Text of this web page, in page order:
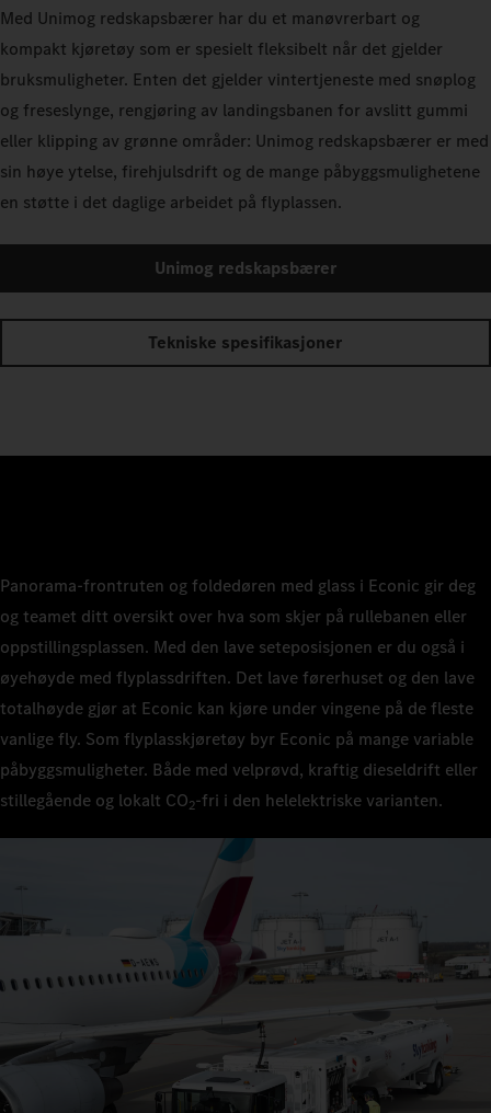
Med Unimog redskapsbærer har du et manøvrerbart og
kompakt kjøretøy som er spesielt fleksibelt når det gjelder
bruksmuligheter. Enten det gjelder vintertjeneste med snøplog
og freseslynge, rengjøring av landingsbanen for avslitt gummi
eller klipping av grønne områder: Unimog redskapsbærer er med
sin høye ytelse, firehjulsdrift og de mange påbyggsmulighetene
en støtte i det daglige arbeidet på flyplassen.
Unimog redskapsbærer
Tekniske spesifikasjoner
Panorama-frontruten og foldedøren med glass i Econic gir deg
og teamet ditt oversikt over hva som skjer på rullebanen eller
oppstillingsplassen. Med den lave seteposisjonen er du også i
øyehøyde med flyplassdriften. Det lave førerhuset og den lave
totalhøyde gjør at Econic kan kjøre under vingene på de fleste
vanlige fly. Som flyplasskjøretøy byr Econic på mange variable
påbyggsmuligheter. Både med velprøvd, kraftig dieseldrift eller
stillegående og lokalt CO2‑fri i den helelektriske varianten.